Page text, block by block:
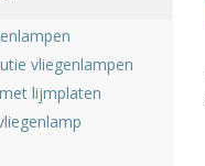
vliegenlampen
lijmplaten